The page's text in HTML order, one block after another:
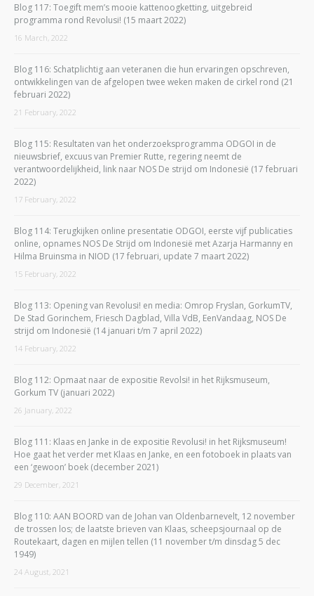
Blog 117: Toegift mem’s mooie kattenoogketting, uitgebreid
programma rond Revolusi! (15 maart 2022)
16 March, 2022
Blog 116: Schatplichtig aan veteranen die hun ervaringen opschreven,
ontwikkelingen van de afgelopen twee weken maken de cirkel rond (21
februari 2022)
21 February, 2022
Blog 115: Resultaten van het onderzoeksprogramma ODGOI in de
nieuwsbrief, excuus van Premier Rutte, regering neemt de
verantwoordelijkheid, link naar NOS De strijd om Indonesië (17 februari
2022)
17 February, 2022
Blog 114: Terugkijken online presentatie ODGOI, eerste vijf publicaties
online, opnames NOS De Strijd om Indonesië met Azarja Harmanny en
Hilma Bruinsma in NIOD (17 februari, update 7 maart 2022)
15 February, 2022
Blog 113: Opening van Revolusi! en media: Omrop Fryslan, GorkumTV,
De Stad Gorinchem, Friesch Dagblad, Villa VdB, EenVandaag, NOS De
strijd om Indonesië (14 januari t/m 7 april 2022)
14 February, 2022
Blog 112: Opmaat naar de expositie Revolsi! in het Rijksmuseum,
Gorkum TV (januari 2022)
26 January, 2022
Blog 111: Klaas en Janke in de expositie Revolusi! in het Rijksmuseum!
Hoe gaat het verder met Klaas en Janke, en een fotoboek in plaats van
een ‘gewoon’ boek (december 2021)
29 December, 2021
Blog 110: AAN BOORD van de Johan van Oldenbarnevelt, 12 november
de trossen los; de laatste brieven van Klaas, scheepsjournaal op de
Routekaart, dagen en mijlen tellen (11 november t/m dinsdag 5 dec
1949)
24 August, 2021